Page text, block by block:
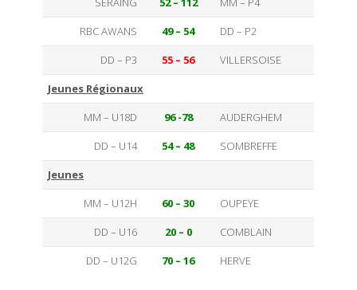
RBC AWANS
49 – 54
DD – P2
DD – P3
55 – 56
VILLERSOISE
Jeunes Régionaux
MM – U18D
96 -78
AUDERGHEM
DD – U14
54 – 48
SOMBREFFE
Jeunes
MM – U12H
60 – 30
OUPEYE
DD – U16
20 – 0
COMBLAIN
DD – U12G
70 – 16 HERVE